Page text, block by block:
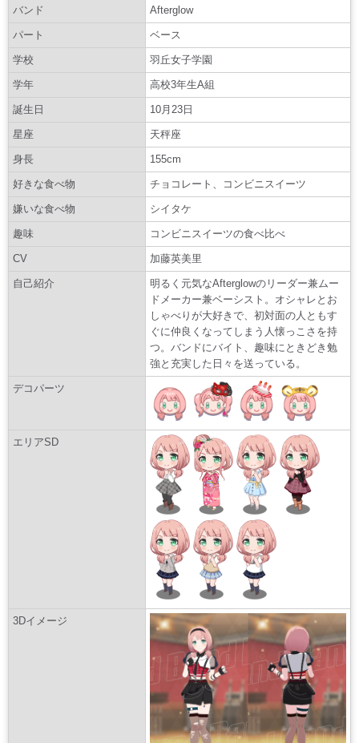
バンド Afterglow
パート ベース
学校 羽丘女子学園
学年 高校3年生A組
誕生日 10月23日
星座 天秤座
身長 155cm
好きな食べ物 チョコレート、コンビニスイーツ
嫌いな食べ物 シイタケ
趣味 コンビニスイーツの食べ比べ
CV 加藤英美里
自己紹介
明るく元気なAfterglowのリーダー兼ムー
ドメーカー兼ベーシスト。オシャレとお
しゃべりが大好きで、初対面の人ともす
ぐに仲良くなってしまう人懐っこさを持
つ。バンドにバイト、趣味にときどき勉
強と充実した日々を送っている。
デコパーツ
エリアSD
3Dイメージ